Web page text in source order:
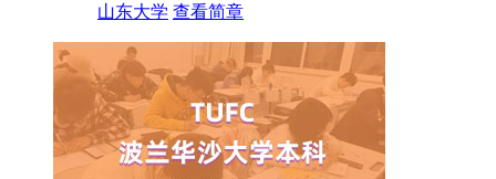
山东大学 查看简章